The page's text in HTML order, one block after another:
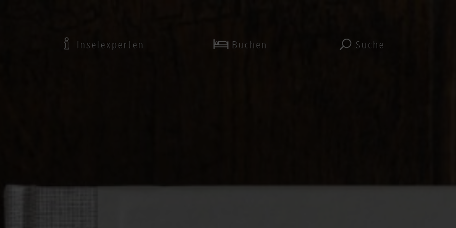
Inselexperten Buchen Suche